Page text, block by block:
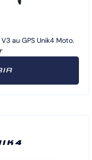
au GPS Unik4 Moto.